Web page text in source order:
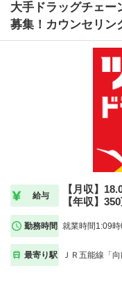
大手ドラッグチェー
募集！カウンセリン
給与
【月収】
【年収】
勤務時間 就業時間1:09時
最寄り駅 ＪＲ五能線「